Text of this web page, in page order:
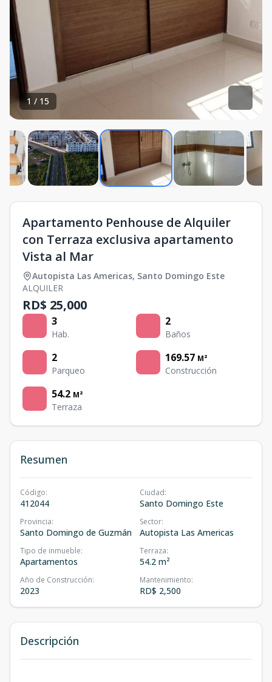
1 / 15
Apartamento Penhouse de Alquiler
con Terraza exclusiva apartamento
Vista al Mar
Autopista Las Americas, Santo Domingo Este
ALQUILER
RD$ 25,000
3
Hab.
2
Baños
2
Parqueo
169.57 M²
Construcción
54.2 M²
Terraza
Resumen
Código:
412044
Ciudad:
Santo Domingo Este
Provincia:
Santo Domingo de Guzmán
Sector:
Autopista Las Americas
Tipo de inmueble:
Apartamentos
Terraza:
54.2 m²
Año de Construcción:
2023
Mantenimiento:
RD$ 2,500
Descripción